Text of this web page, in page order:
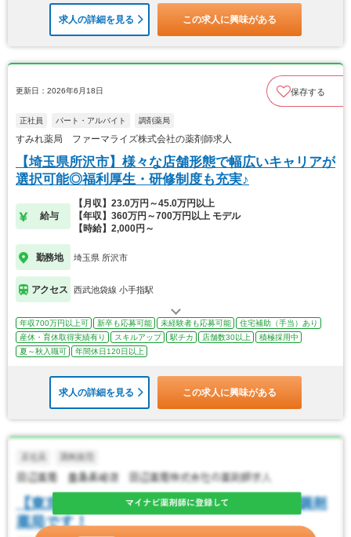
求人の詳細を見る この求人に興味がある
更新日：2026年6月18日 保存する
正社員 パート・アルバイト 調剤薬局
すみれ薬局 ファーマライズ株式会社の薬剤師求人
【埼玉県所沢市】様々な店舗形態で幅広いキャリアが
選択可能◎福利厚生・研修制度も充実♪
給与
【月収】23.0万円～45.0万円以上
【年収】360万円～700万円以上 モデル
【時給】2,000円～
勤務地 埼玉県 所沢市
アクセス 西武池袋線 小手指駅
年収700万円以上可 新卒も応募可能 未経験者も応募可能
住宅補助（手当）あり
産休・育休取得実績有り
スキルアップ 駅チカ 店舗数30以上
積極採用中
夏～秋入職可
年間休日120日以上
求人の詳細を見る この求人に興味がある